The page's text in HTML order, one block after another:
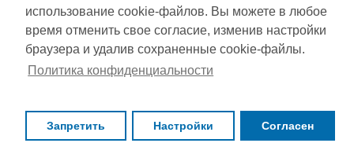
использование cookie-файлов. Вы можете в любое
время отменить свое согласие, изменив настройки
браузера и удалив сохраненные cookie-файлы.
Политика конфиденциальности
Запретить Настройки Согласен
Copyright © 2021, Super Selection, Все права защищены